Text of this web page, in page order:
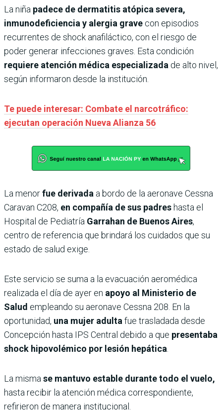
La niña padece de dermatitis atópica severa,
inmunodeficiencia y alergia grave con episodios
recurrentes de shock anafiláctico, con el riesgo de
poder generar infecciones graves. Esta condición
requiere atención médica especializada de alto nivel,
según informaron desde la institución.
Te puede interesar: Combate el narcotráfico:
ejecutan operación Nueva Alianza 56
La menorfue derivada a bordo de la aeronave Cessna
Caravan C208, en compañía de sus padres hasta el
Hospital de Pediatría Garrahan de Buenos Aires,
centro de referencia que brindará los cuidados que su
estado de salud exige.
Este servicio se suma a la evacuación aeromédica
realizada el día de ayer en apoyo al Ministerio de
Salud empleando su aeronave Cessna 208. En la
oportunidad, una mujer adultafue trasladada desde
Concepción hasta IPS Central debido a que presentaba
shock hipovolémico por lesión hepática.
La mismase mantuvo estable durante todo el vuelo,
hasta recibir la atención médica correspondiente,
refirieron de manera institucional.